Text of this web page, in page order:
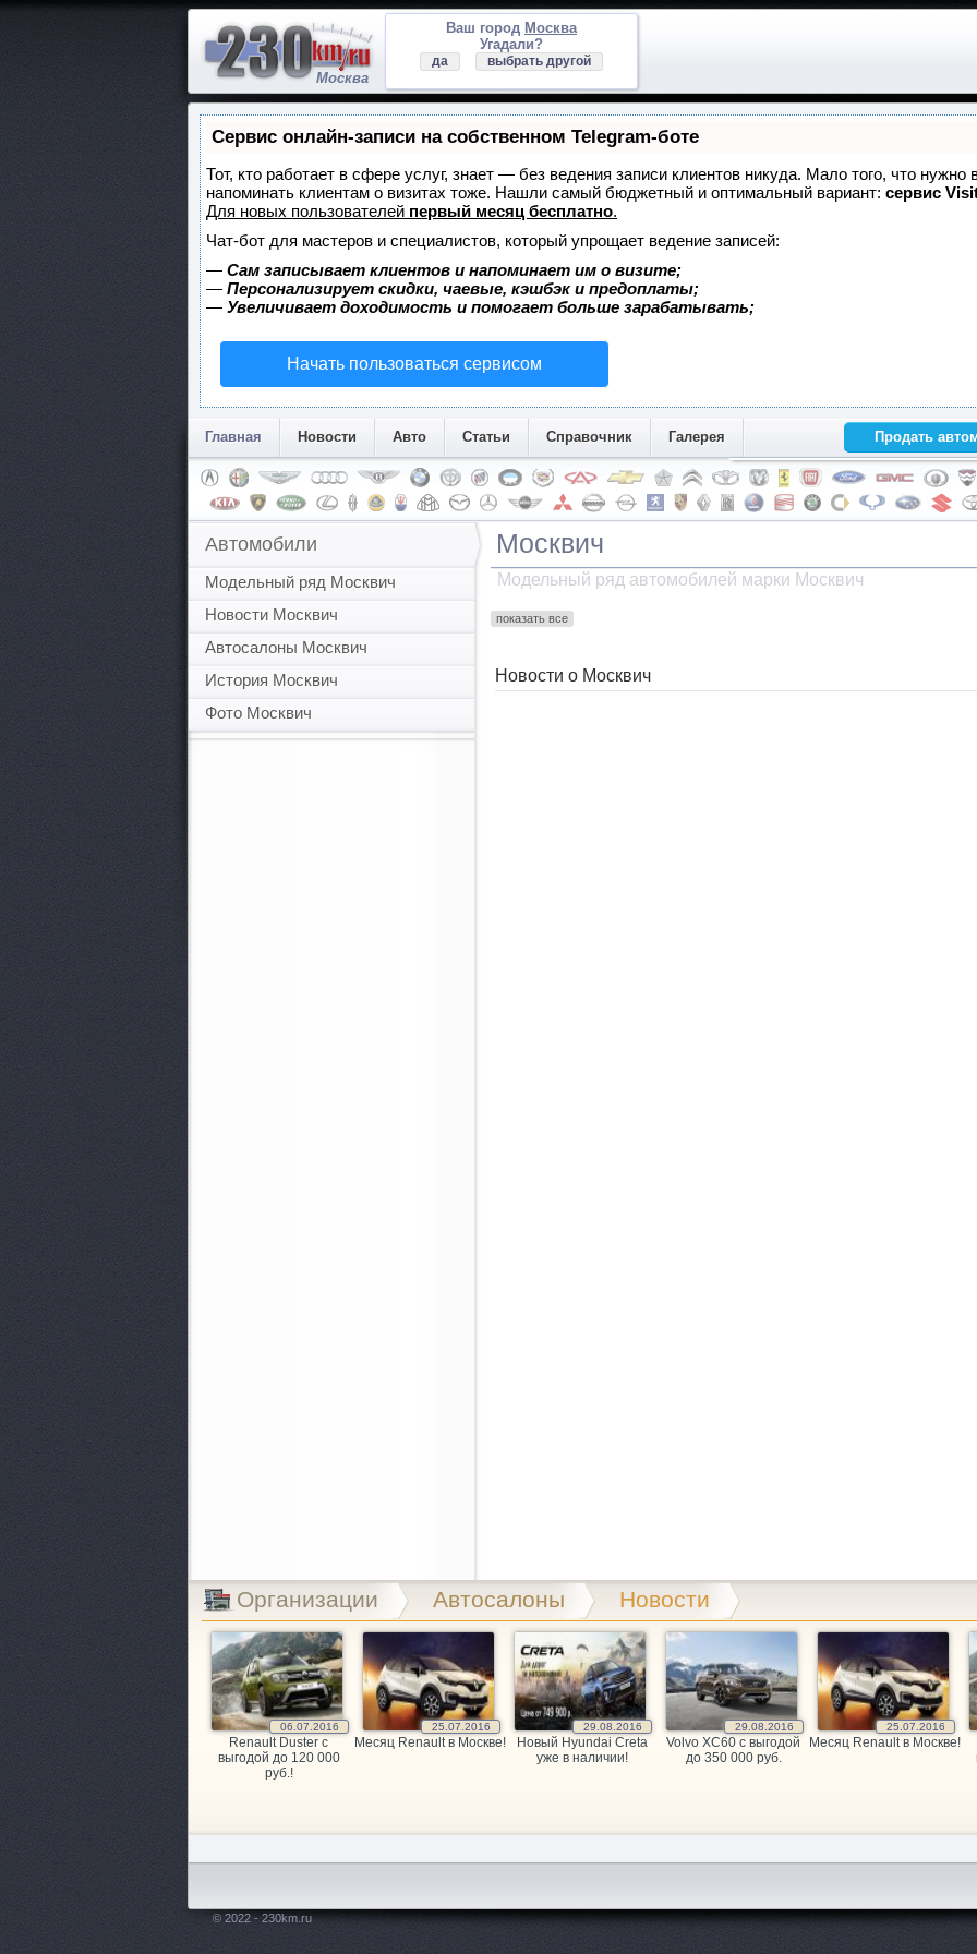
Москва
Ваш город Москва
Угадали?
да выбрать другой
Сервис онлайн-записи на собственном Telegram-боте
Тот, кто работает в сфере услуг, знает — без ведения записи клиентов никуда. Мало того, что нужно
напоминать клиентам о визитах тоже. Нашли самый бюджетный и оптимальный вариант: сервис
Для новых пользователей первый месяц бесплатно.
Чат-бот для мастеров и специалистов, который упрощает ведение записей:
— Сам записывает клиентов и напоминает им о визите;
— Персонализирует скидки, чаевые, кэшбэк и предоплаты;
— Увеличивает доходимость и помогает больше зарабатывать;
Начать пользоваться сервисом
Продать
Главная Новости Авто Статьи Справочник Галерея
Автомобили
Модельный ряд Москвич
Новости Москвич
Автосалоны Москвич
История Москвич
Фото Москвич
Москвич
Модельный ряд автомобилей марки Москвич
показать все
Новости о Москвич
Организации Автосалоны Новости
06.07.2016
Renault Duster с
выгодой до 120 000
руб.!
25.07.2016
Месяц Renault в Москве!
29.08.2016
Новый Hyundai Creta
уже в наличии!
29.08.2016
Volvo XC60 c выгодой
до 350 000 руб.
25.07.2016
Месяц Renault в Москве!
© 2022 - 230km.ru